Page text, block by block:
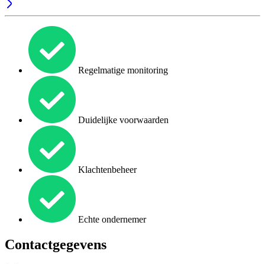
Regelmatige monitoring
Duidelijke voorwaarden
Klachtenbeheer
Echte ondernemer
Contactgegevens